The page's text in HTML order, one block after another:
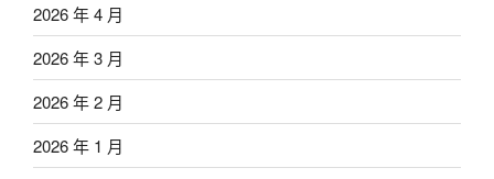
2026 年 4 月
2026 年 3 月
2026 年 2 月
2026 年 1 月